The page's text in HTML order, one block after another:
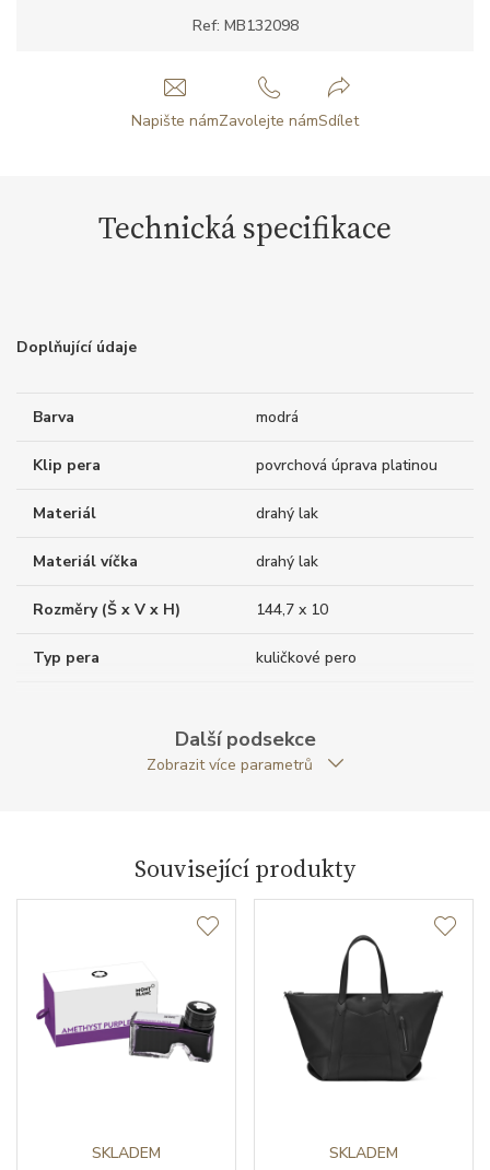
Ref: MB132098
Napište námZavolejte námSdílet
Technická specifikace
Doplňující údaje
Barva modrá
Klip pera povrchová úprava platinou
Materiál drahý lak
Materiál víčka drahý lak
Rozměry (Š x V x H) 144,7 x 10
Typ pera kuličkové pero
Meisterstück Solitaire
Další podsekce
Zobrazit více parametrů
Související produkty
SKLADEM SKLADEM